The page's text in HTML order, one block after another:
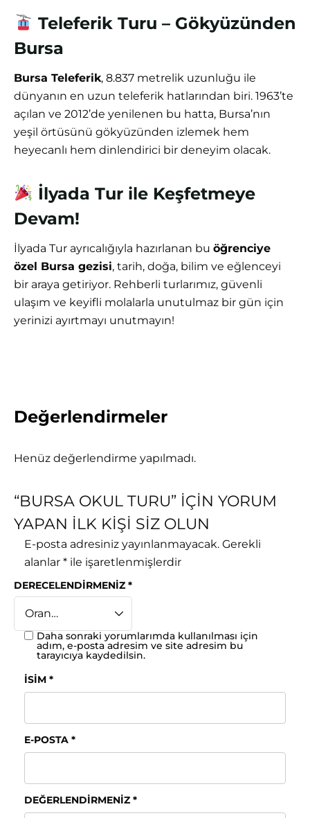
Teleferik Turu – Gökyüzünden
Bursa
Bursa Teleferik, 8.837 metrelik uzunluğu ile
dünyanın en uzun teleferik hatlarından biri. 1963’te
açılan ve 2012’de yenilenen bu hatta, Bursa’nın
yeşil örtüsünü gökyüzünden izlemek hem
heyecanlı hem dinlendirici bir deneyim olacak.
İlyada Tur ile Keşfetmeye
Devam!
İlyada Tur ayrıcalığıyla hazırlanan bu öğrenciye
özel Bursa gezisi, tarih, doğa, bilim ve eğlenceyi
bir araya getiriyor. Rehberli turlarımız, güvenli
ulaşım ve keyifli molalarla unutulmaz bir gün için
yerinizi ayırtmayı unutmayın!
Değerlendirmeler
Henüz değerlendirme yapılmadı.
“BURSA OKUL TURU” IÇIN YORUM
YAPAN ILK KIŞI SIZ OLUN
E-posta adresiniz yayınlanmayacak. Gerekli
alanlar * ile işaretlenmişlerdir
DERECELENDIRMENIZ*
DEĞERLENDIRMENIZ*
İSIM *
E-POSTA *
Daha sonraki yorumlarımda kullanılması için
adım, e-posta adresim ve site adresim bu
tarayıcıya kaydedilsin.